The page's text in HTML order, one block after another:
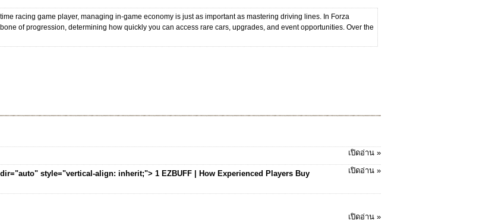
racing game player, managing in-game economy is just as important as mastering driving lines. In Forza
of progression, determining how quickly you can access rare cars, upgrades, and event opportunities. Over the
เปิดอ่าน »
style="vertical-align: inherit;"> 1 EZBUFF | How Experienced Players Buy
เปิดอ่าน »
เปิดอ่าน »